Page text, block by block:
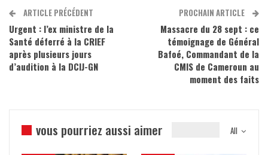
ARTICLE PRÉCÉDENT
Urgent : l’ex ministre de la
Santé déferré à la CRIEF
après plusieurs jours
d’audition à la DCIJ-GN
PROCHAIN ARTICLE
Massacre du 28 sept : ce
témoignage de Général
Bafoé, Commandant de la
CMIS de Cameroun au
moment des faits
All
vous pourriez aussi aimer